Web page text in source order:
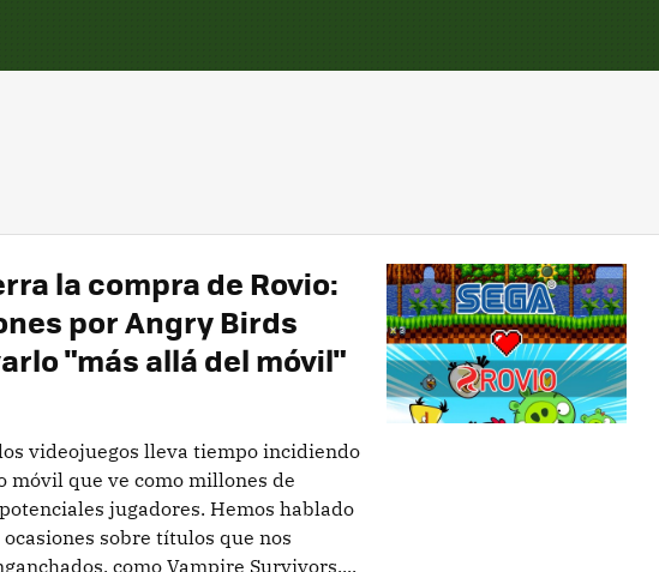
la compra de Rovio:
por Angry Birds
"más allá del móvil"
videojuegos lleva tiempo incidiendo
móvil que ve como millones de
jugadores. Hemos hablado
sobre títulos que nos
como Vampire Survivors,...